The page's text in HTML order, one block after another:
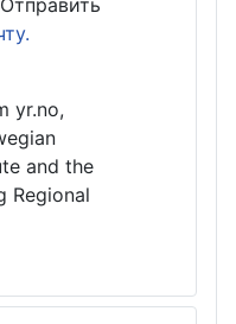
yr.no,
and the
Regional